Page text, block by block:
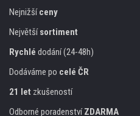
Nejnižšíceny
Největšísortiment
Rychlé dodání (24-48h)
Dodáváme po celé ČR
21 let zkušeností
Odborné poradenstvíZDARMA